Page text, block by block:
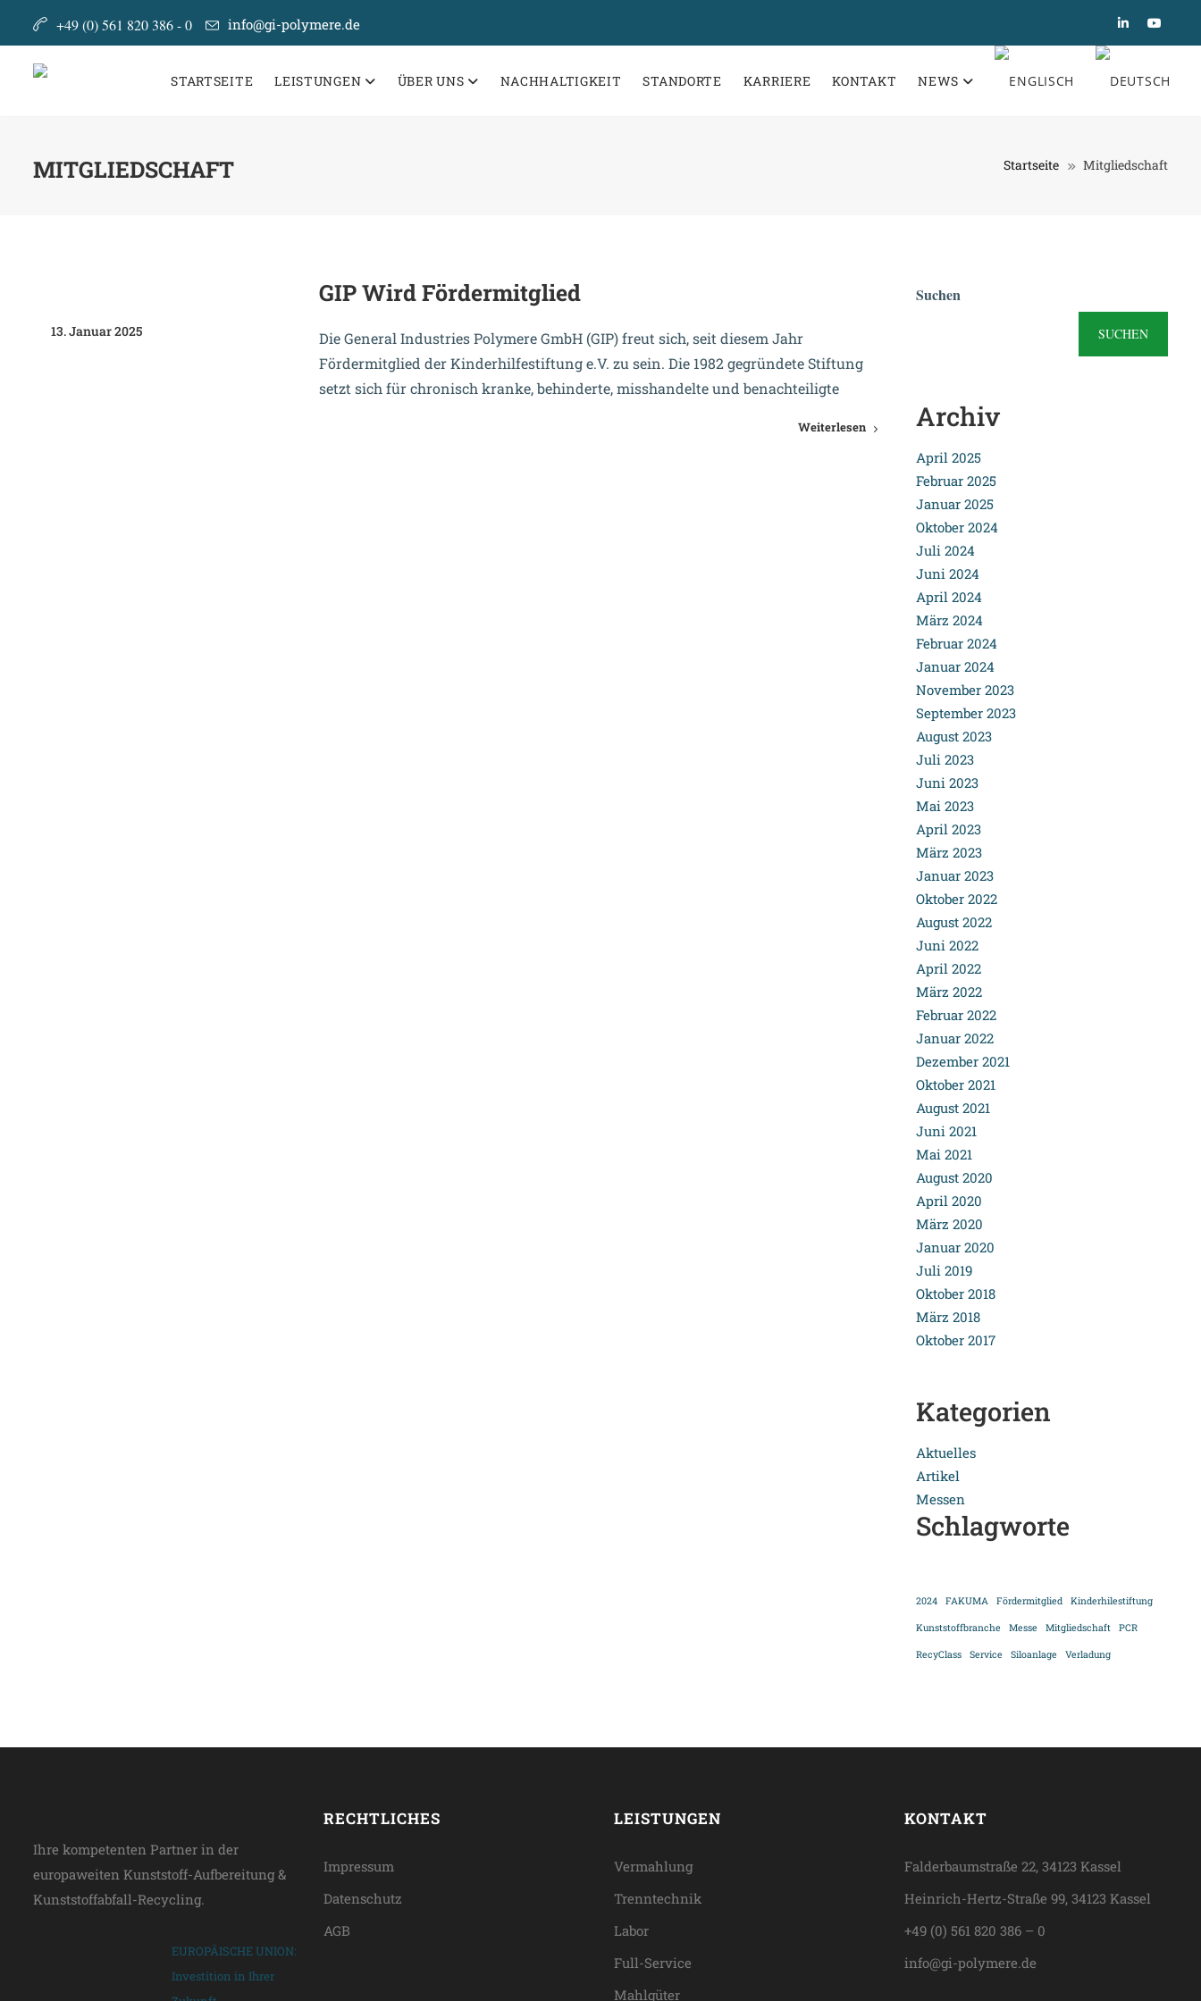
+49 (0) 561 820 386 - 0 info@gi-polymere.de
STARTSEITE LEISTUNGEN ÜBER UNS NACHHALTIGKEIT STANDORTE KARRIERE KONTAKT NEWS
MITGLIEDSCHAFT Startseite Mitgliedschaft
13. Januar 2025
GIP Wird Fördermitglied
Die General Industries Polymere GmbH (GIP) freut sich, seit diesem Jahr
Fördermitglied der Kinderhilfestiftung e.V. zu sein. Die 1982 gegründete Stiftung
setzt sich für chronisch kranke, behinderte, misshandelte und benachteiligte
Weiterlesen
Suchen
SUCHEN
Archiv
April 2025
Februar 2025
Januar 2025
Oktober 2024
Juli 2024
Juni 2024
April 2024
März 2024
Februar 2024
Januar 2024
November 2023
September 2023
August 2023
Juli 2023
Juni 2023
Mai 2023
April 2023
März 2023
Januar 2023
Oktober 2022
August 2022
Juni 2022
April 2022
März 2022
Februar 2022
Januar 2022
Dezember 2021
Oktober 2021
August 2021
Juni 2021
Mai 2021
August 2020
April 2020
März 2020
Januar 2020
Juli 2019
Oktober 2018
März 2018
Oktober 2017
Kategorien
Aktuelles
Artikel
Messen
Schlagworte
2024 FAKUMA Fördermitglied Kinderhilestiftung
Kunststoffbranche Messe Mitgliedschaft PCR
RecyClass Service Siloanlage Verladung
Ihre kompetenten Partner in der
europaweiten Kunststoff-Aufbereitung &
Kunststoffabfall-Recycling.
EUROPÄISCHE UNION:
Investition in Ihrer
RECHTLICHES
Impressum
Datenschutz
AGB
LEISTUNGEN
Vermahlung
Trenntechnik
Labor
Full-Service
Mahlgüter
KONTAKT
Falderbaumstraße 22, 34123 Kassel
Heinrich-Hertz-Straße 99, 34123 Kassel
+49 (0) 561 820 386 – 0
info@gi-polymere.de